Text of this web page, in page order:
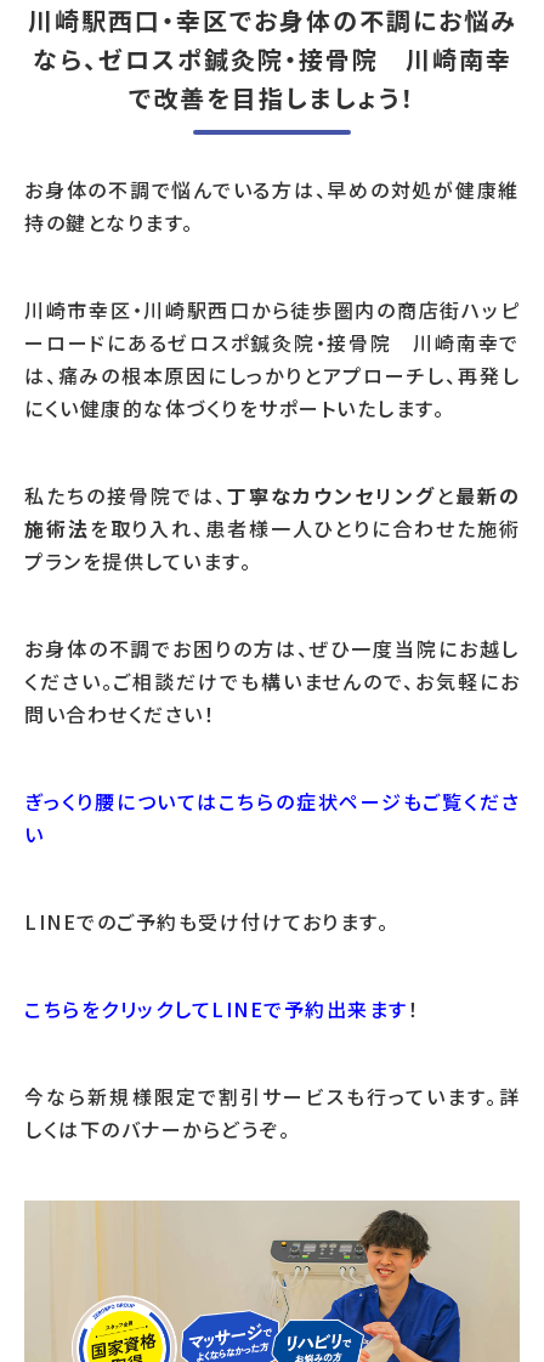
川崎駅西口・幸区でお身体の不調にお悩み
なら、ゼロスポ鍼灸院・接骨院 川崎南幸
で改善を目指しましょう！
お身体の不調で悩んでいる方は、早めの対処が健康維
持の鍵となります。
川崎市幸区・川崎駅西口から徒歩圏内の商店街ハッピ
ーロードにあるゼロスポ鍼灸院・接骨院 川崎南幸で
は、痛みの根本原因にしっかりとアプローチし、再発し
にくい健康的な体づくりをサポートいたします。
私たちの接骨院では、 丁寧なカウンセリングと最新の
施術法を取り入れ、患者様一人ひとりに合わせた施術
プランを提供しています。
お身体の不調でお困りの方は、ぜひ一度当院にお越し
ください。ご相談だけでも構いませんので、お気軽にお
問い合わせください！
ぎっくり腰についてはこちらの症状ページもご覧くださ
い
LINEでのご予約も受け付けております。
こちらをクリックしてLINEで予約出来ます！
今なら新規様限定で割引サービスも行っています。詳
しくは下のバナーからどうぞ。